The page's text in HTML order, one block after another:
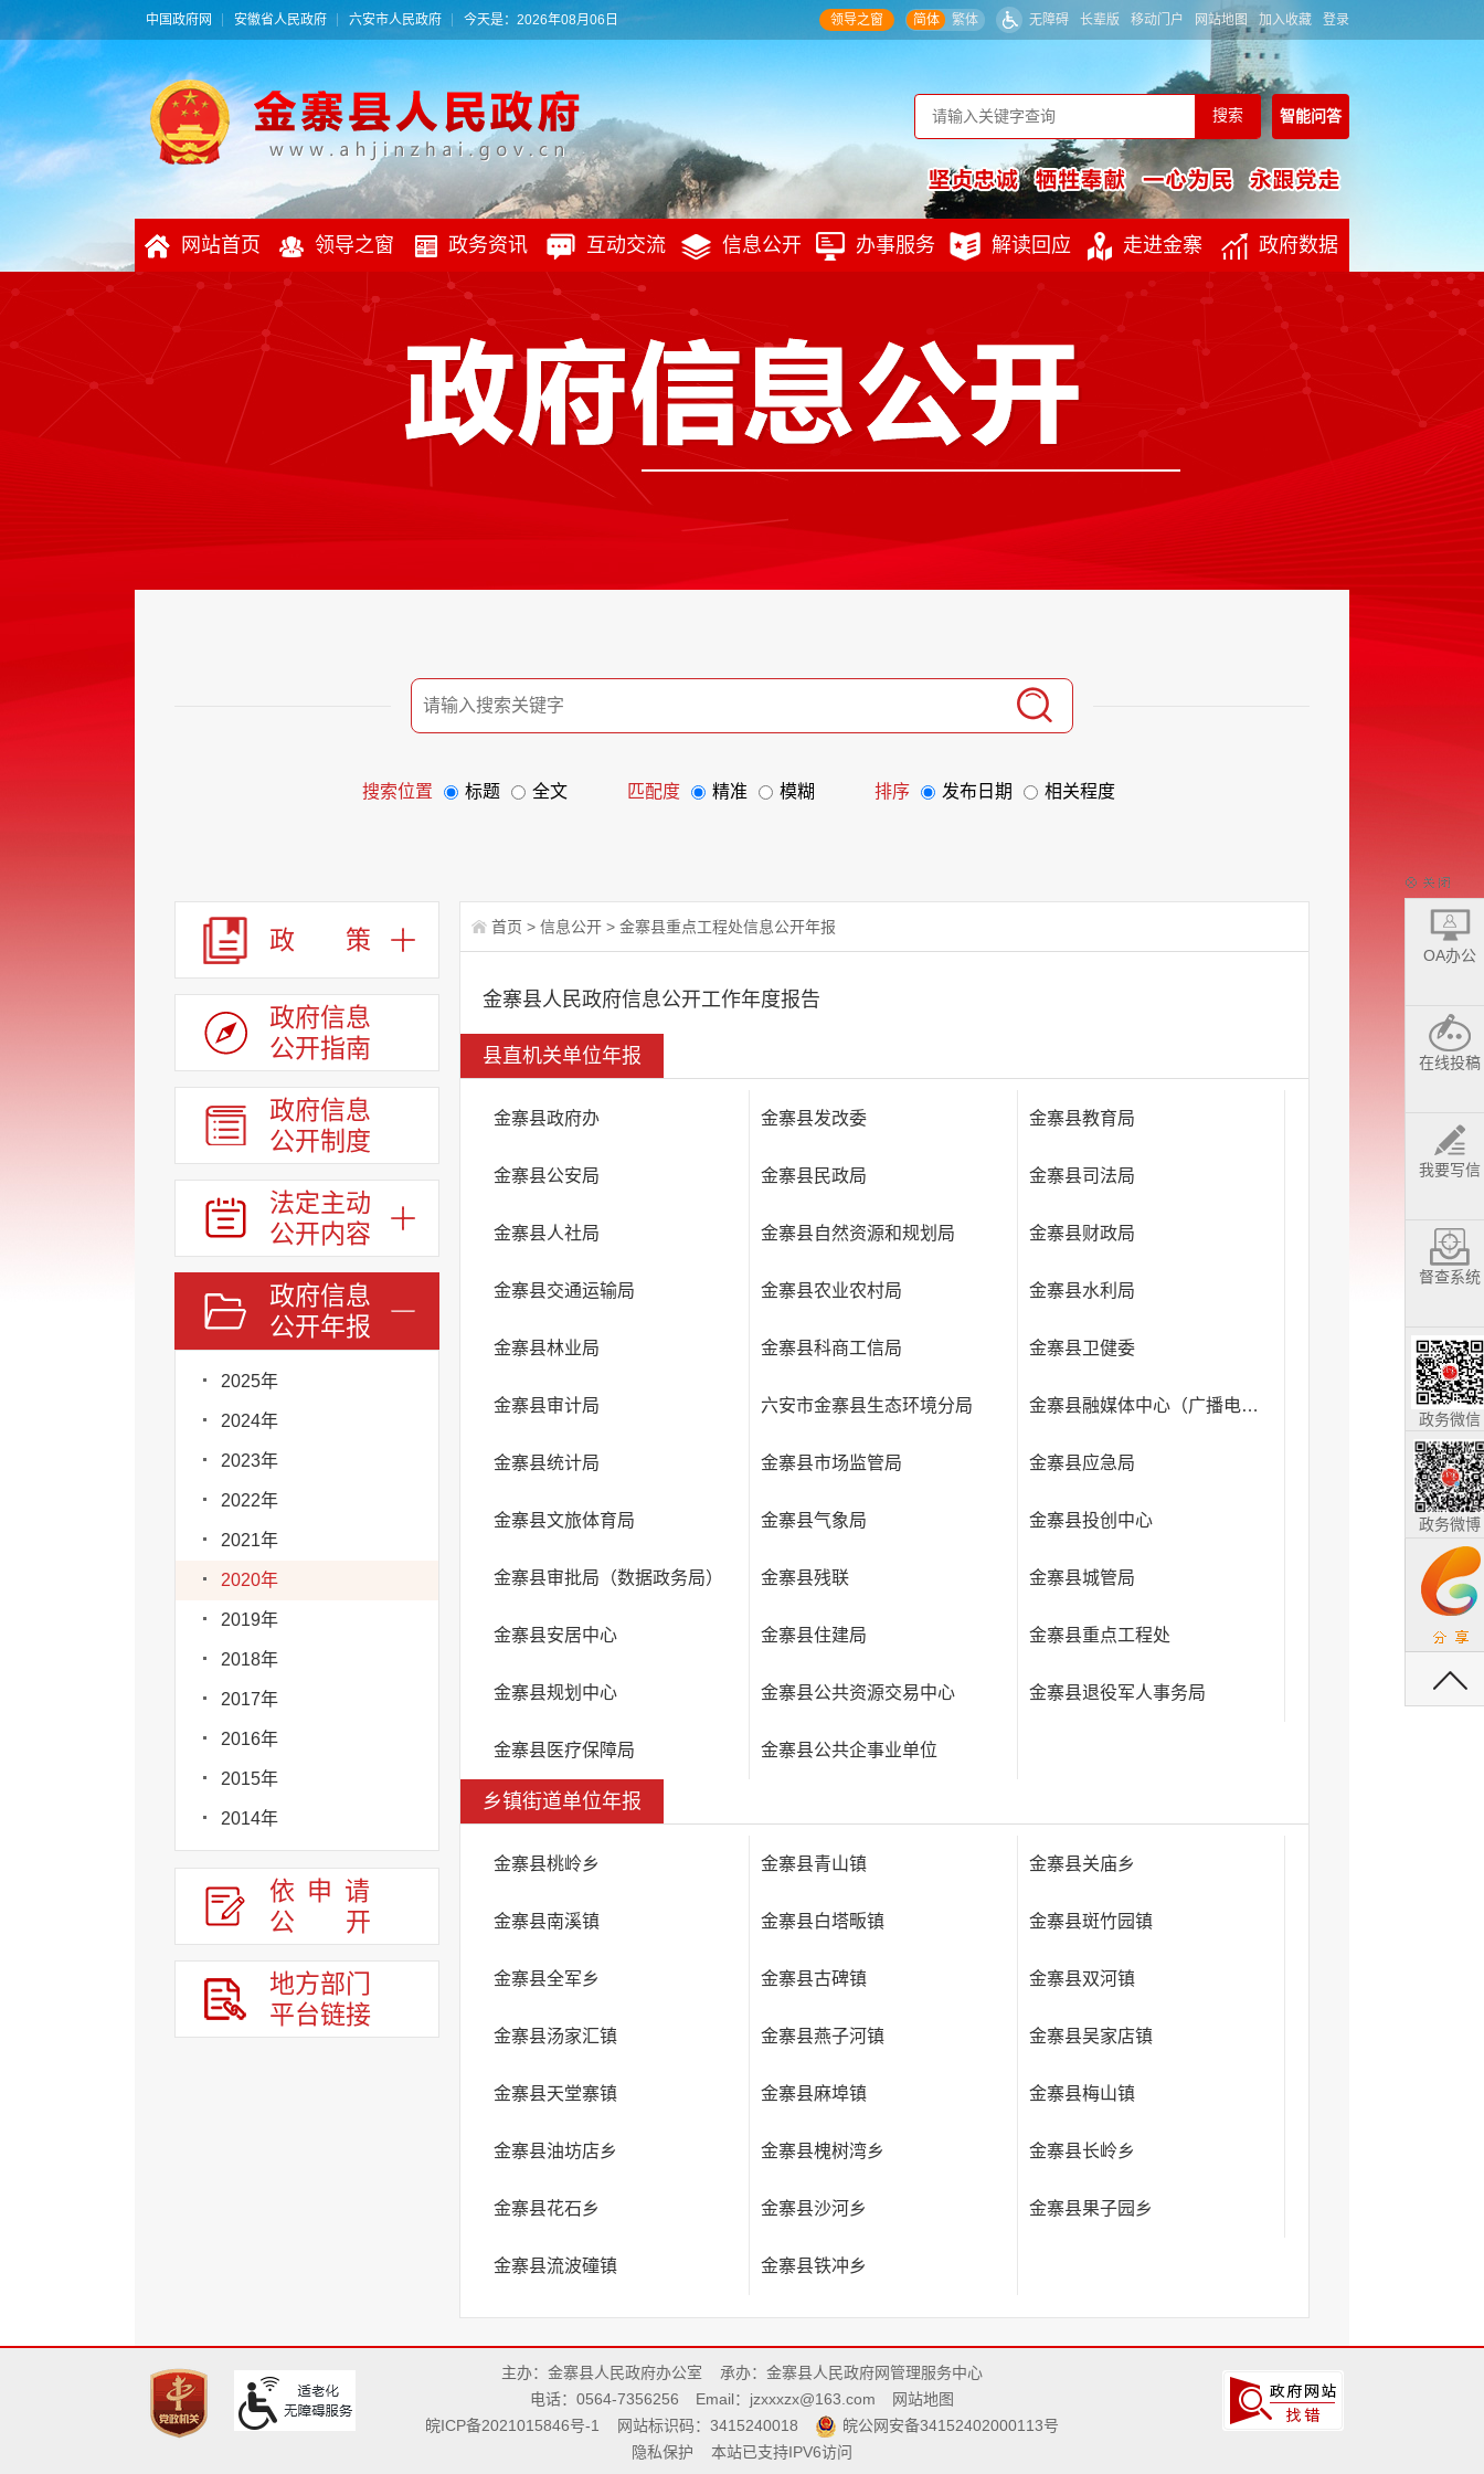
中国政府网 安徽省人民政府 六安市人民政府 今天是：2026年08月06日 领导之窗 简体 繁体 无障碍 长辈版 移动门户 网站地图 加入收藏 登录
智能问答
网站首页 领导之窗 政务资讯 互动交流 信息公开 办事服务 解读回应 走进金寨 政府数据
搜索位置 标题 全文 匹配度 精准 模糊 排序 发布日期 相关程度
政 策
政府信息
公开指南
政府信息
公开制度
法定主动
公开内容
政府信息
公开年报
2025年
2024年
2023年
2022年
2021年
2020年
2019年
2018年
2017年
2016年
2015年
2014年
依申请
公
开
地方部门
平台链接
首页 > 信息公开 > 金寨县重点工程处信息公开年报
金寨县人民政府信息公开工作年度报告
县直机关单位年报
金寨县政府办 金寨县发改委 金寨县教育局
金寨县公安局 金寨县民政局 金寨县司法局
金寨县人社局 金寨县自然资源和规划局 金寨县财政局
金寨县交通运输局 金寨县农业农村局 金寨县水利局
金寨县林业局 金寨县科商工信局 金寨县卫健委
金寨县审计局 六安市金寨县生态环境分局 金寨县融媒体中心（广播电视台）
金寨县统计局 金寨县市场监管局 金寨县应急局
金寨县文旅体育局 金寨县气象局 金寨县投创中心
金寨县审批局（数据政务局） 金寨县残联 金寨县城管局
金寨县安居中心 金寨县住建局 金寨县重点工程处
金寨县规划中心 金寨县公共资源交易中心 金寨县退役军人事务局
金寨县医疗保障局 金寨县公共企事业单位
乡镇街道单位年报
金寨县桃岭乡 金寨县青山镇 金寨县关庙乡
金寨县南溪镇 金寨县白塔畈镇 金寨县斑竹园镇
金寨县全军乡 金寨县古碑镇 金寨县双河镇
金寨县汤家汇镇 金寨县燕子河镇 金寨县吴家店镇
金寨县天堂寨镇 金寨县麻埠镇 金寨县梅山镇
金寨县油坊店乡 金寨县槐树湾乡 金寨县长岭乡
金寨县花石乡 金寨县沙河乡 金寨县果子园乡
金寨县流波䃥镇 金寨县铁冲乡
主办：金寨县人民政府办公室
承办：金寨县人民政府网管理服务中心
电话：0564-7356256
Email：jzxxxzx@163.com
网站地图
皖ICP备2021015846号-1
网站标识码：3415240018
皖公网安备34152402000113号
隐私保护
本站已支持IPV6访问
OA办公
在线投稿
我要写信
督查系统
政务微信
政务微博